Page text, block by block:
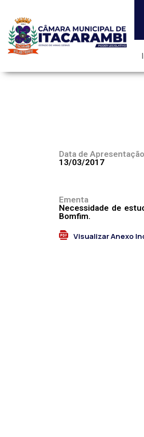
Data de Apresentação
13/03/2017
Ementa
Necessidade de
Bomfim.
Visualizar Anexo